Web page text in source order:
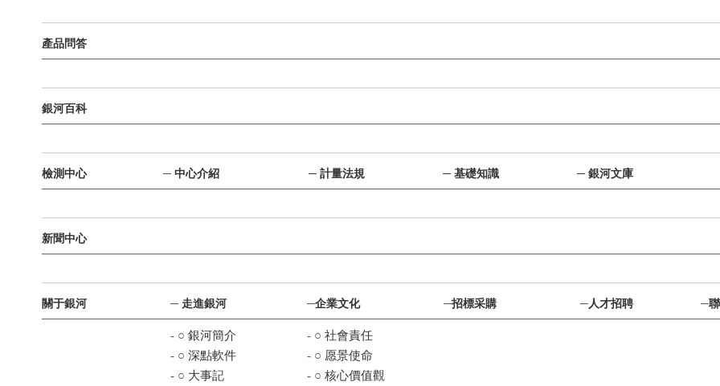
產品問答
銀河百科
檢測中心 ─ 中心介紹 ─ 計量法規 ─ 基礎知識 ─ 銀河文庫
新聞中心
關于銀河 ─ 走進銀河 ─企業文化 ─招標采購 ─人才招聘 ─
- ○ 銀河簡介
- ○ 深點軟件
- ○ 大事記
- ○ 社會責任
- ○ 愿景使命
- ○ 核心價值觀